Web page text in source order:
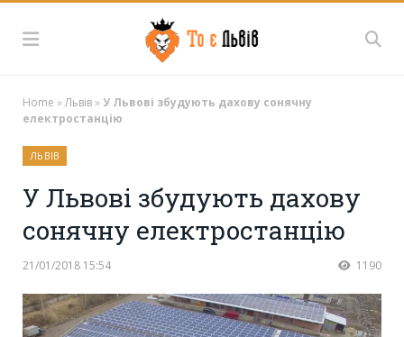
Home »Львів» У Львові збудують дахову сонячну
електростанцію
ЛЬВІВ
У Львові збудують дахову
сонячну електростанцію
21/01/2018 15:54 1190